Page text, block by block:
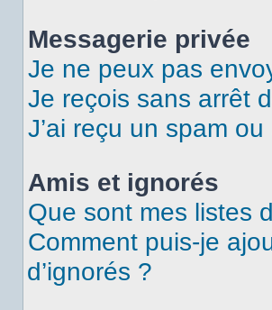
Messagerie privée
Je ne peux pas
Je reçois sans arrêt
J’ai reçu un spam
Amis et ignorés
Que sont mes listes
Comment puis-je
d’ignorés ?